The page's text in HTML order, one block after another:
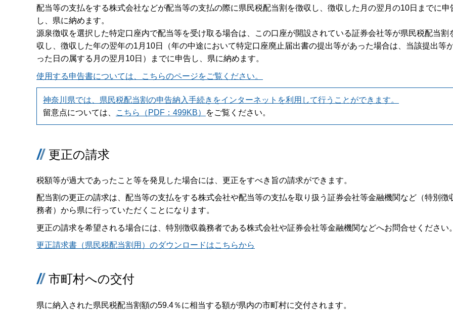
配当等の支払をする株式会社などが配当等の支払の際に県民税配当割を徴収し、徴収した月の翌月の10日までに申
し、県に納めます。
源泉徴収を選択した特定口座内で配当等を受け取る場合は、この口座が開設されている証券会社等が県民税配当割
収し、徴収した年の翌年の1月10日（年の中途において特定口座廃止届出書の提出等があった場合は、当該提出等
った日の属する月の翌月10日）までに申告し、県に納めます。
使用する申告書については、こちらのページをご覧ください。
神奈川県では、県民税配当割の申告納入手続きをインターネットを利用して行うことができます。
留意点については、
こちら（PDF：499KB） をご覧ください。
更正の請求
税額等が過大であったこと等を発見した場合には、更正をすべき旨の請求ができます。
配当割の更正の請求は、配当等の支払をする株式会社や配当等の支払を取り扱う証券会社等金融機関など（特別徴
務者）から県に行っていただくことになります。
更正の請求を希望される場合には、特別徴収義務者である株式会社や証券会社等金融機関などへお問合せください
更正請求書（県民税配当割用）のダウンロードはこちらから
市町村への交付
県に納入された県民税配当割額の59.4％に相当する額が県内の市町村に交付されます。